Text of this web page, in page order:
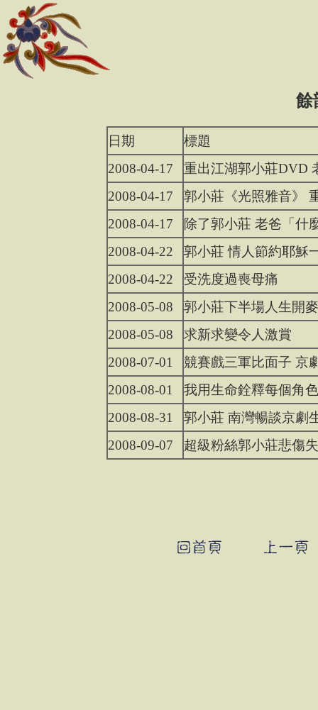
餘
日期
標題
2008-04-17
重出江湖郭小莊DVD
2008-04-17
郭小莊《光照雅音》
2008-04-17
除了郭小莊 老爸「什
2008-04-22
郭小莊 情人節約耶穌
2008-04-22
受洗度過喪母痛
2008-05-08
郭小莊下半場人生開
2008-05-08
求新求變令人激賞
2008-07-01
競賽戲三軍比面子 京
2008-08-01
我用生命銓釋每個角色
2008-08-31
郭小莊 南灣暢談京劇
2008-09-07
超級粉絲郭小莊悲傷